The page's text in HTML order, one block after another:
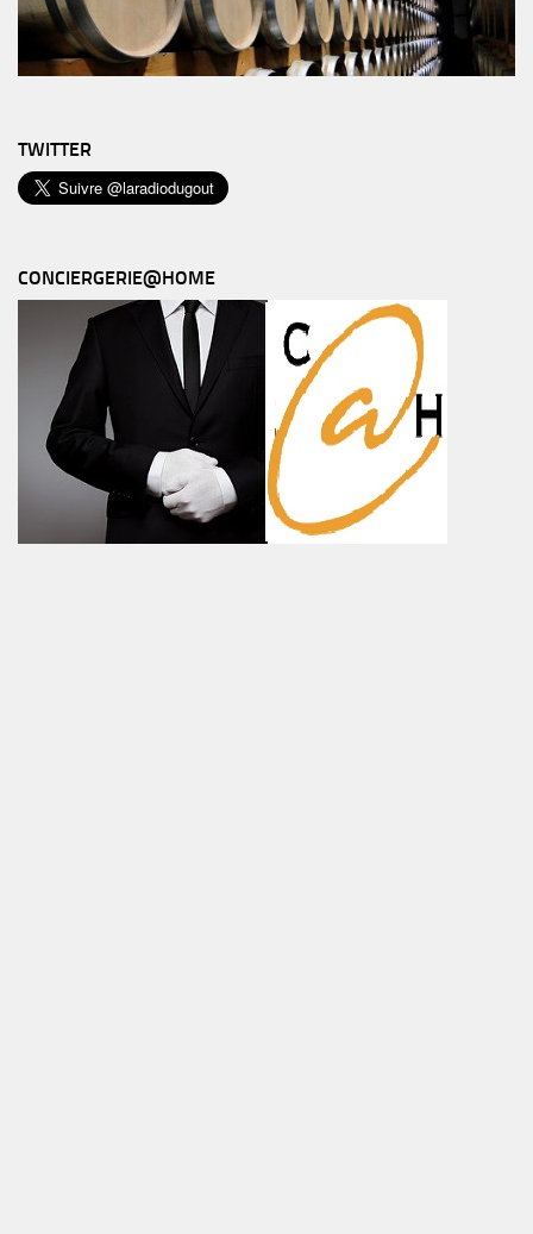
TWITTER
CONCIERGERIE@HOME